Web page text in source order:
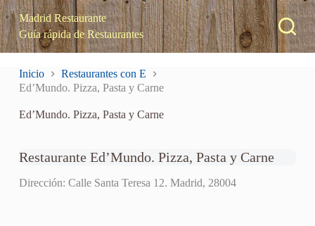
S
a
l
t
n
Madrid Restaurante
Guía rápida de Restaurantes
Inicio
Restaurantes con E
Ed’Mundo. Pizza, Pasta y Carne
Ed’Mundo. Pizza, Pasta y Carne
Restaurante Ed’Mundo. Pizza, Pasta y Carne
Dirección: Calle Santa Teresa 12. Madrid, 28004